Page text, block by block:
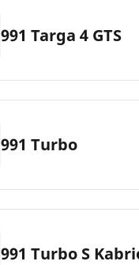
991 Targa 4 GTS
991 Turbo
991 Turbo S